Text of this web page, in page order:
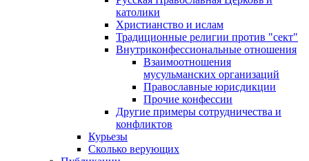
католики
Христианство и ислам
Традиционные религии против "сект"
Внутриконфессиональные отношения
Взаимоотношения
мусульманских организаций
Православные юрисдикции
Прочие конфессии
Другие примеры сотрудничества и
конфликтов
Курьезы
Сколько верующих